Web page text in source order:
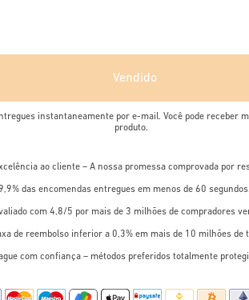
Vendido
instantaneamente por e-mail. Você pode receber
produto.
ao cliente – A nossa promessa comprovada por
das encomendas entregues em menos de 60 segundos.
com 4,8/5 por mais de 3 milhões de compradores
de reembolso inferior a 0,3% em mais de 10 milhões de
com confiança – métodos preferidos totalmente